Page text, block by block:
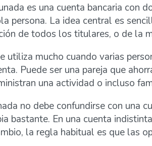
es una cuenta bancaria con
persona. La idea central es
de todos los titulares, o de la
utiliza mucho cuando varias
Puede ser una pareja que
una actividad o incluso
no debe confundirse con una
bastante. En una cuenta
la regla habitual es que las